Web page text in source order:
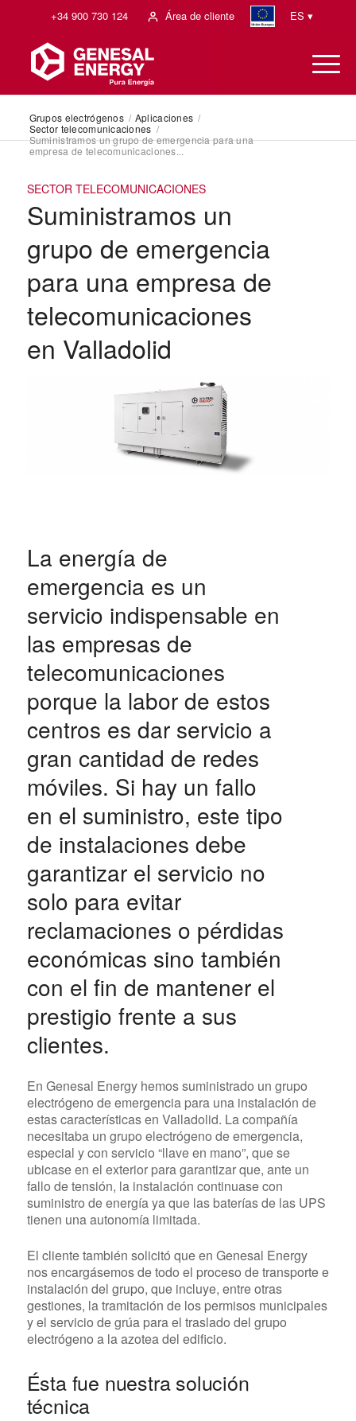
+34 900 730 124 Área de cliente ES ▾
Grupos electrógenos / Aplicaciones /
Sector telecomunicaciones /
Suministramos un grupo de emergencia para una
empresa de telecomunicaciones...
SECTOR TELECOMUNICACIONES
Suministramos un
grupo de emergencia
para una empresa de
telecomunicaciones
en Valladolid
La energía de
emergencia es un
servicio indispensable en
las empresas de
telecomunicaciones
porque la labor de estos
centros es dar servicio a
gran cantidad de redes
móviles. Si hay un fallo
en el suministro, este tipo
de instalaciones debe
garantizar el servicio no
solo para evitar
reclamaciones o pérdidas
económicas sino también
con el fin de mantener el
prestigio frente a sus
clientes.
En Genesal Energy hemos suministrado un grupo
electrógeno de emergencia para una instalación de
estas características en Valladolid. La compañía
necesitaba un grupo electrógeno de emergencia,
especial y con servicio “llave en mano”, que se
ubicase en el exterior para garantizar que, ante un
fallo de tensión, la instalación continuase con
suministro de energía ya que las baterías de las UPS
tienen una autonomía limitada.
El cliente también solicitó que en Genesal Energy
nos encargásemos de todo el proceso de transporte e
instalación del grupo, que incluye, entre otras
gestiones, la tramitación de los permisos municipales
y el servicio de grúa para el traslado del grupo
electrógeno a la azotea del edificio.
Ésta fue nuestra solución
técnica